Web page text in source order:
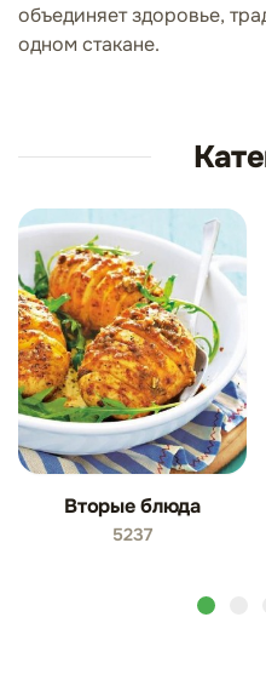
объединяет здоровье,
одном стакане.
Вторые блюда
5237